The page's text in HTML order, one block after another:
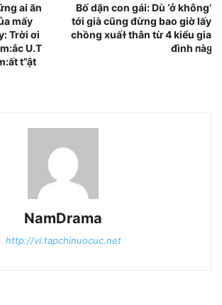
ai ăn
mấy
Trời ơi
U.T
t”ật
Bố dặn con gái: Dù ‘ở không’
tới già cũng đừng bao giờ lấy
chồng xuấɫ thân từ 4 kiểu gia
đình пàყ
NamDrama
http://vi.tapchinuocuc.net